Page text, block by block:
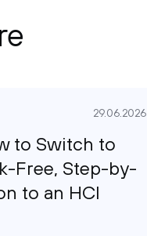
29.06.2026
to Switch to
Free, Step-by-
to an HCI